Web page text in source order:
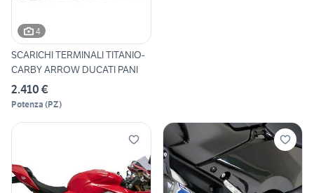
4
SCARICHI TERMINALI TITANIO-
CARBY ARROW DUCATI PANI
2.410 €
Potenza (PZ)